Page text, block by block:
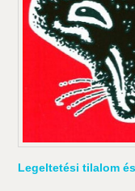
Legeltetési tilalom